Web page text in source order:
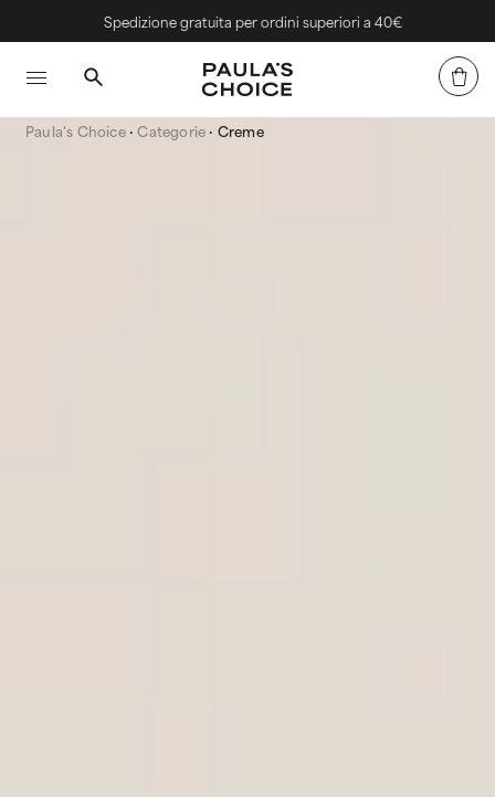
Spedizione gratuita per ordini superiori a 40€
Paula's Choice Categorie Creme